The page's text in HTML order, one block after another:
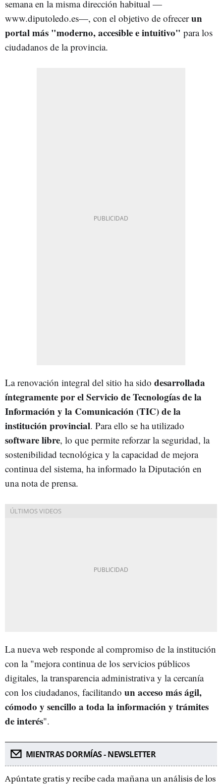
semana en la misma dirección habitual —
www.diputoledo.es—, con el objetivo de ofrecerun
portal más "moderno, accesible e intuitivo" para los
ciudadanos de la provincia.
La renovación integral del sitio ha sido desarrollada
íntegramente por el Servicio de Tecnologías de la
Información y la Comunicación (TIC) de la
institución provincial. Para ello se ha utilizado
software libre, lo que permite reforzar la seguridad, la
sostenibilidad tecnológica y la capacidad de mejora
continua del sistema, ha informado la Diputación en
una nota de prensa.
La nueva web responde al compromiso de la institución
con la "mejora continua de los servicios públicos
digitales, la transparencia administrativa y la cercanía
con los ciudadanos, facilitando un acceso más ágil,
cómodo y sencillo a toda la información y trámites
de interés".
MIENTRAS DORMÍAS - NEWSLETTER
Apúntate gratis y recibe cada mañana un análisis de los